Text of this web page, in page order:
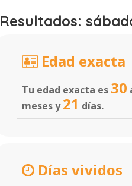
Resultados:
Edad exacta
Tu edad exacta es 30
meses y21 días.
Días vividos